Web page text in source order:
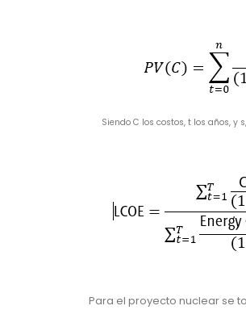
Siendo C los costos, t los años, y
Para el proyecto nuclear se